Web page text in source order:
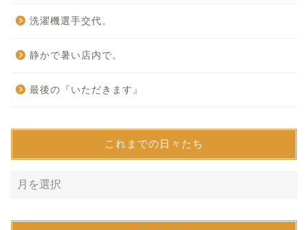
洗濯機選手交代。
静かで暑い店内で。
最後の『いただきます』
これまでの日々たち